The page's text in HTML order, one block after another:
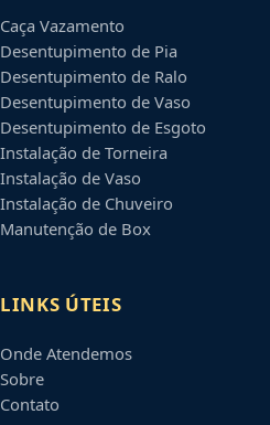
Caça Vazamento
Desentupimento de Pia
Desentupimento de Ralo
Desentupimento de Vaso
Desentupimento de Esgoto
Instalação de Torneira
Instalação de Vaso
Instalação de Chuveiro
Manutenção de Box
LINKS ÚTEIS
Onde Atendemos
Sobre
Contato